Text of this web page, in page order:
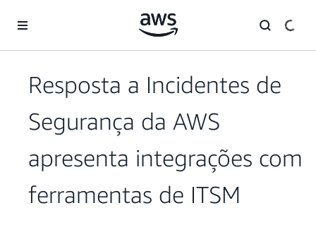
Pular para o conteúdo principal
Resposta a Incidentes de
Segurança da AWS
apresenta integrações com
ferramentas de ITSM